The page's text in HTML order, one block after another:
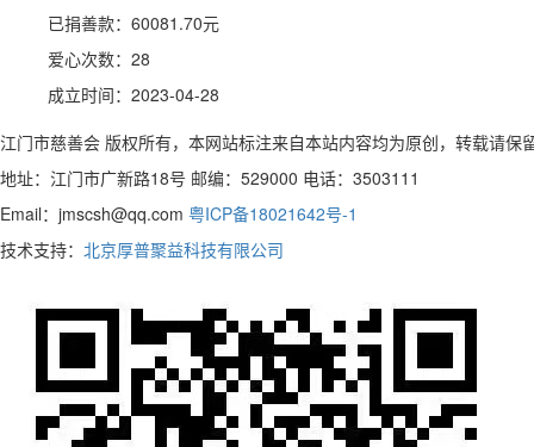
已捐善款： 60081.70元
爱心次数：28
成立时间：2023-04-28
江门市慈善会 版权所有，本网站标注来自本站内容均为原创，转载请保
地址：江门市广新路18号 邮编：529000 电话：3503111
Email：jmscsh@qq.com 粤ICP备18021642号-1
技术支持： 北京厚普聚益科技有限公司